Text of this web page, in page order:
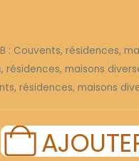
: Couvents, résidences,
résidences, maisons
résidences, maisons